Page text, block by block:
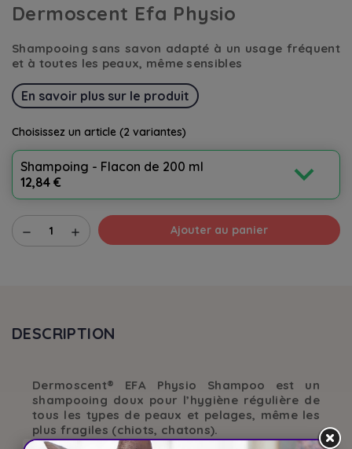
Dermoscent Efa Physio
Shampooing sans savon adapté à un usage fréquent
et à toutes les peaux, même sensibles
En savoir plus sur le produit
Choisissez un article (2 variantes)
Shampoing - Flacon de 200 ml
12,84 €
expand_more
remove add Ajouter au panier
DESCRIPTION
Dermoscent® EFA Physio Shampoo est un
shampooing doux pour l’hygiène régulière de
tous les types de peaux et pelages, même les
plus fragiles (chiots, chatons).